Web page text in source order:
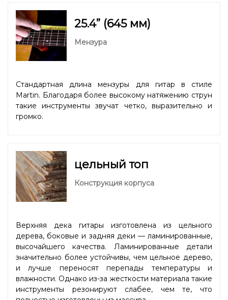
25.4” (645 мм)
Мензура
Стандартная длина мензуры для гитар в стиле
Martin. Благодаря более высокому натяжению струн
такие инструменты звучат четко, выразительно и
громко.
цельный топ
Конструкция корпуса
Верхняя дека гитары изготовлена из цельного
дерева, боковые и задняя деки — ламинированные,
высочайшего качества. Ламинированные детали
значительно более устойчивы, чем цельное дерево,
и лучше переносят перепады температуры и
влажности. Однако из-за жесткости материала такие
инструменты резонируют слабее, чем те, что